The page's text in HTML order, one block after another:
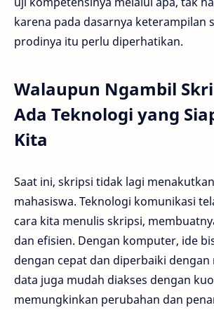
karena pada dasarnya keterampilan
prodinya itu perlu diperhatikan.
Walaupun Ngambil
Ada Teknologi yang
Kita
Saat ini, skripsi tidak lagi
mahasiswa. Teknologi komunikasi
cara kita menulis skripsi,
dan efisien. Dengan komputer, ide
dengan cepat dan diperbaiki dengan
data juga mudah diakses dengan
memungkinkan perubahan dan